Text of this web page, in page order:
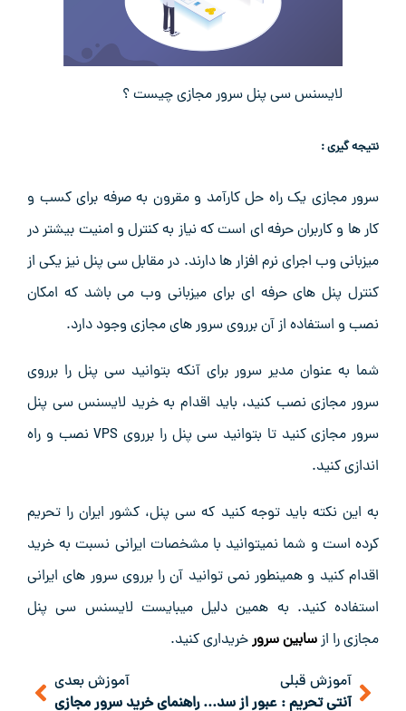
لایسنس سی پنل سرور مجازی چیست ؟
نتیجه گیری :
سرور مجازی یک راه حل کارآمد و مقرون به صرفه برای کسب و
کار ها و کاربران حرفه ای است که نیاز به کنترل و امنیت بیشتر در
میزبانی وب اجرای نرم افزار ها دارند. در مقابل سی پنل نیز یکی از
کنترل پنل های حرفه ای برای میزبانی وب می باشد که امکان
نصب و استفاده از آن برروی سرور های مجازی وجود دارد.
شما به عنوان مدیر سرور برای آنکه بتوانید سی پنل را برروی
سرور مجازی نصب کنید، باید اقدام به خرید لایسنس سی پنل
سرور مجازی کنید تا بتوانید سی پنل را برروی VPS نصب و راه
اندازی کنید.
به این نکته باید توجه کنید که سی پنل، کشور ایران را تحریم
کرده است و شما نمیتوانید با مشخصات ایرانی نسبت به خرید
اقدام کنید و همینطور نمی توانید آن را برروی سرور های ایرانی
استفاده کنید. به همین دلیل میبایست لایسنس سی پنل
مجازی را ازسابین سرورخریداری کنید.
آموزش قبلی
آنتی تحریم : عبور از سد محدودیت‌ها در دنیای دیجیتال
آموزش بعدی
راهنمای خرید سرور مجازی